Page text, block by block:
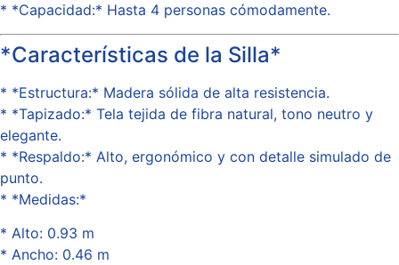
* *Capacidad:* Hasta 4 personas cómodamente.
*Características de la Silla*
* *Estructura:* Madera sólida de alta resistencia.
* *Tapizado:* Tela tejida de fibra natural, tono neutro y
elegante.
* *Respaldo:* Alto, ergonómico y con detalle simulado de
punto.
* *Medidas:*
* Alto: 0.93 m
* Ancho: 0.46 m